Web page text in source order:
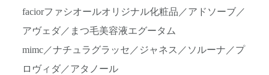
faciorファシオールオリジナル化粧品／アドソーブ／
アヴェダ／まつ毛美容液エグータム
mimc／ナチュラグラッセ／ジャネス／ソルーナ／プ
ロヴィダ／アタノール